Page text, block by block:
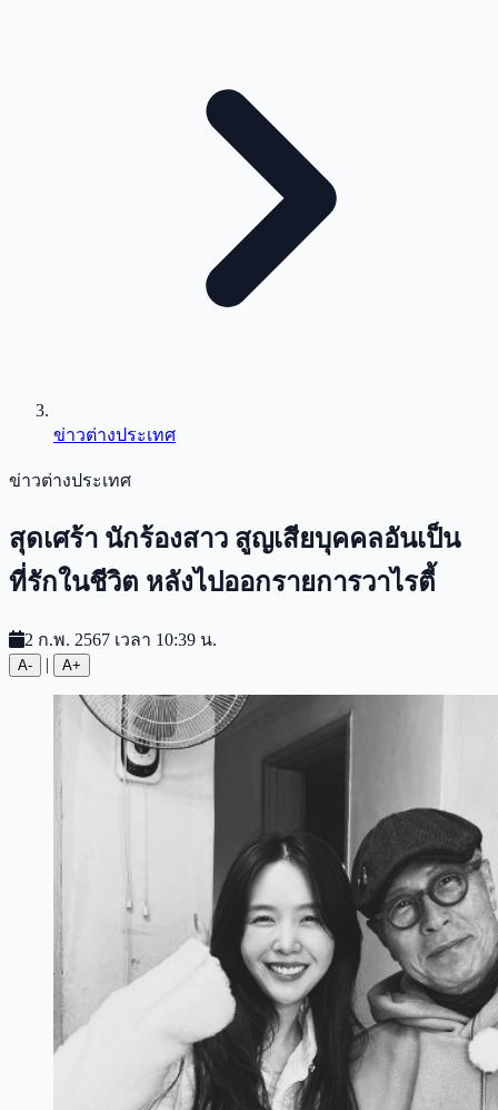
ข่าวต่างประเทศ
ข่าวต่างประเทศ
สุดเศร้า นักร้องสาว สูญเสียบุคคลอันเป็น
ที่รักในชีวิต หลังไปออกรายการวาไรตี้
2 ก.พ. 2567 เวลา 10:39 น.
A- | A+